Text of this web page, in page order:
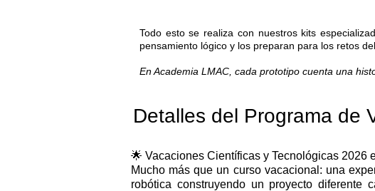
Todo esto se realiza con nuestros kits
pensamiento lógico y los preparan para los retos del
En Academia LMAC, cada prototipo cuenta una
Detalles del Programa de
🌟 Vacaciones Científicas y Tecnológicas 2026
Mucho más que un curso vacacional: una
robótica construyendo un proyecto